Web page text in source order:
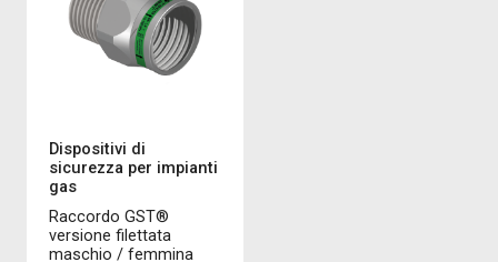
Dispositivi di
sicurezza per impianti
gas
Raccordo GST®
versione filettata
maschio / femmina